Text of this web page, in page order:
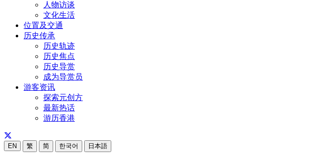
人物访谈
文化生活
位置及交通
历史传承
历史轨迹
历史焦点
历史导赏
成为导赏员
游客资讯
探索元创方
最新热话
游历香港
EN 繁 简 한국어 日本語